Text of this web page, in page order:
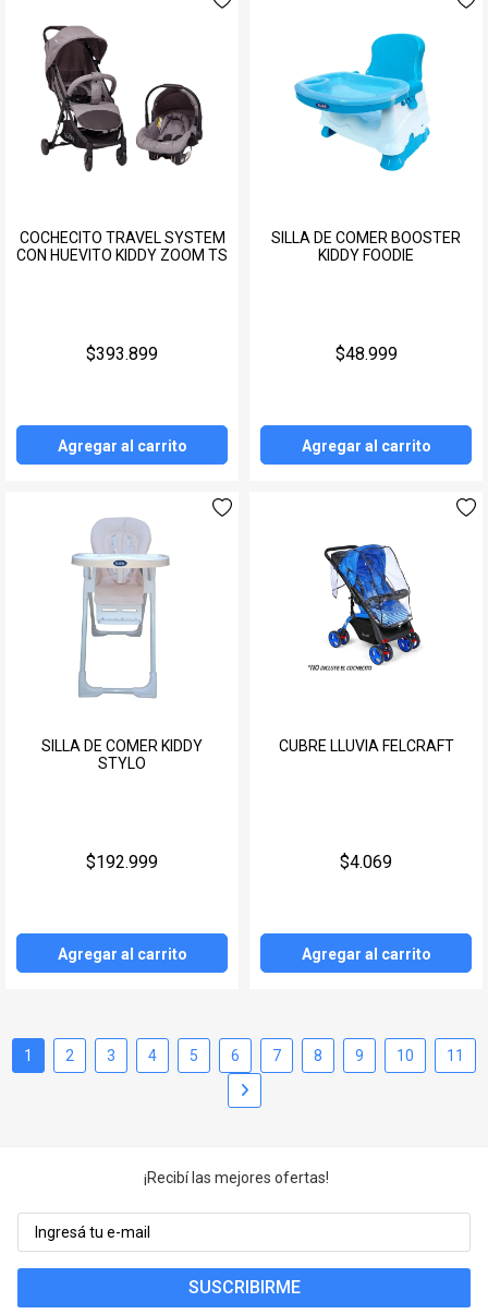
COCHECITO TRAVEL SYSTEM
CON HUEVITO KIDDY ZOOM TS
$393.899
Agregar al carrito
SILLA DE COMER BOOSTER
KIDDY FOODIE
$48.999
Agregar al carrito
SILLA DE COMER KIDDY
STYLO
$192.999
Agregar al carrito
CUBRE LLUVIA FELCRAFT
$4.069
Agregar al carrito
1 2 3 4 5 6 7 8 9 10 11
¡Recibí las mejores ofertas!
SUSCRIBIRME